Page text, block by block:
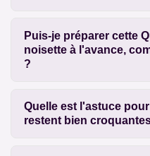
Puis-je préparer cette
noisette à l'avance,
?
Quelle est l'astuce
restent bien